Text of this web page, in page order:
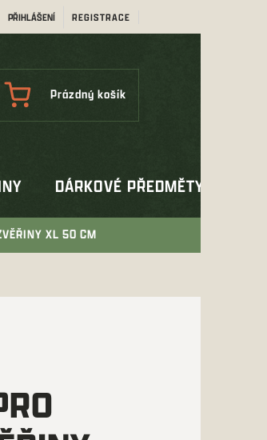
PŘIHLÁŠENÍ REGISTRACE
NÁKUPNÍ
Prázdný košík
DÁRKOVÉ PŘEDMĚTY
XL 50 CM